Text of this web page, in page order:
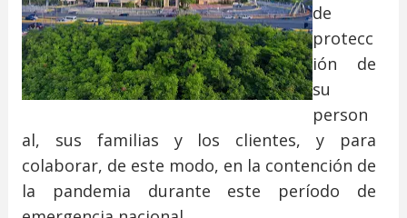
de
protecc
ión de
su
person
al, sus familias y los clientes, y para
colaborar, de este modo, en la contención de
la pandemia durante este período de